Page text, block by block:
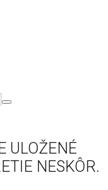
ULOŽENÉ
NESKÔR.